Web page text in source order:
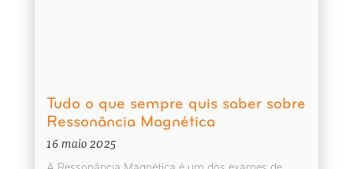
Tudo o que sempre quis saber sobre
Ressonância Magnética
16 maio 2025